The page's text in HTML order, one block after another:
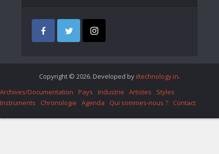
Copyright © 2026. Developed by iItechnology.in.
Archives/Documentation
Pays Industrie Artistes
Styles
Instruments
Chronologie Agenda Qui sommes-nous ? Contact